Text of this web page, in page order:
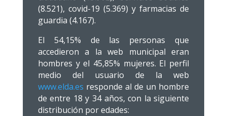
(8.521), covid-19 (5.369) y farmacias de
guardia (4.167).
El 54,15% de las personas que
accedieron a la web municipal eran
hombres y el 45,85% mujeres. El perfil
medio del usuario de la web
www.elda.es responde al de un hombre
de entre 18 y 34 años, con la siguiente
distribución por edades: